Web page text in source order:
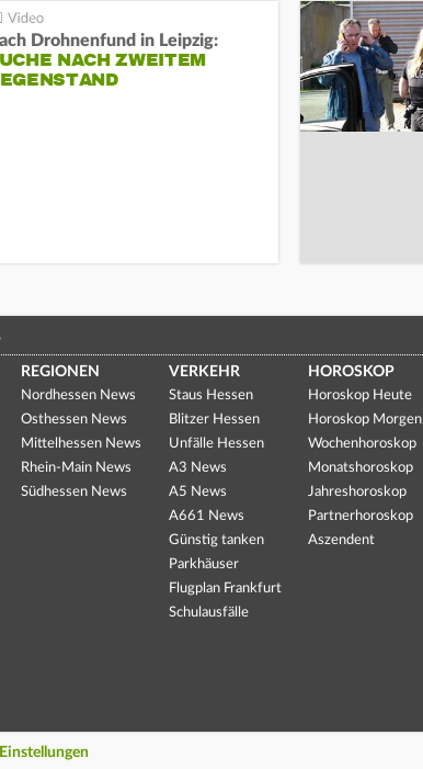
Drohnenfund in Leipzig:
NACH ZWEITEM
REGIONEN
Nordhessen News
Osthessen News
Mittelhessen News
Rhein-Main News
Südhessen News
VERKEHR
Staus Hessen
Blitzer Hessen
Unfälle Hessen
A3 News
A5 News
A661 News
Günstig tanken
Parkhäuser
Flugplan Frankfurt
Schulausfälle
HOROSKOP
Horoskop Heute
Horoskop Morgen
Wochenhoroskop
Monatshoroskop
Jahreshoroskop
Partnerhoroskop
Aszendent